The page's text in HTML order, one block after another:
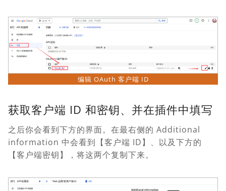
编辑 OAuth 客户端 ID
获取客户端 ID 和密钥、并在插件中填写
之后你会看到下方的界面。在最右侧的 Additional
information 中会看到【客户端 ID】、以及下方的
【客户端密钥】，将这两个复制下来。